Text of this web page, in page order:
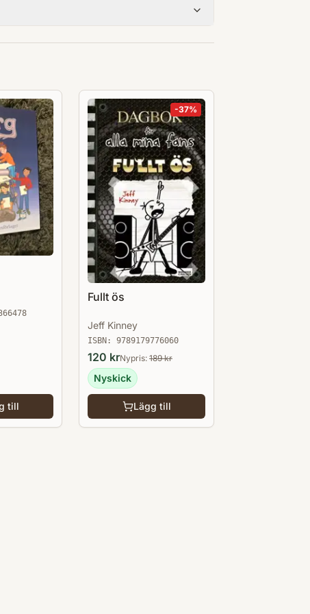
Gustaf V. En biografi (2005).
till
-37%
Fullt ös
Jeff Kinney
ISBN: 9789179776060
120 krNypris: 189kr
Nyskick
Lägg till